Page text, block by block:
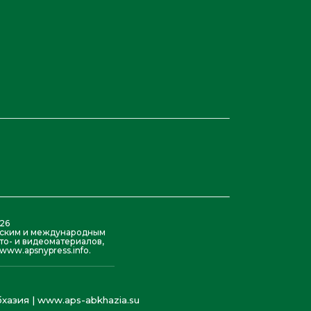
и международным
и видеоматериалов,
| www.aps-abkhazia.su